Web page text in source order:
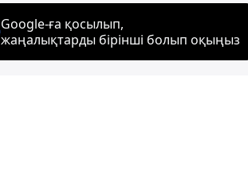
Google-ға қосылып,
жаңалықтарды бірінші болып оқыңыз